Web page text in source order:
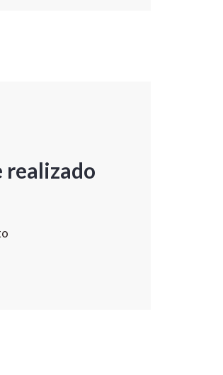
realizado